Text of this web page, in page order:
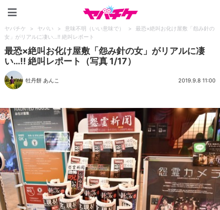
ヤバチケ > ヤバい > 意味不明（いい意味で） >
最恐×絶叫お化け屋敷「怨み針の
女」がリアルに凄い…!! 絶叫レポート
最恐×絶叫お化け屋敷「怨み針の女」がリアルに凄
い…!! 絶叫レポート（写真 1/17）
牡丹餅 あんこ 2019.9.8 11:00